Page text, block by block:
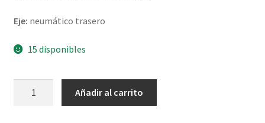
Eje: neumático trasero
15 disponibles
Añadir al carrito